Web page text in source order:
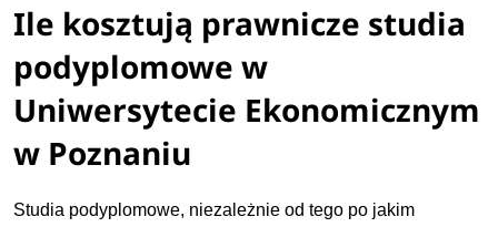
Ile kosztują prawnicze studia
podyplomowe w
Uniwersytecie Ekonomicznym
w Poznaniu
Studia podyplomowe, niezależnie od tego po jakim